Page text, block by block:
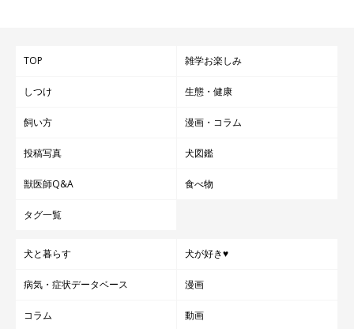
TOP 雑学お楽しみ
しつけ 生態・健康
飼い方 漫画・コラム
投稿写真 犬図鑑
獣医師Q&A 食べ物
タグ一覧
犬と暮らす 犬が好き♥
病気・症状データベース 漫画
コラム 動画